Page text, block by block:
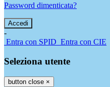
Password dimenticata?
-
Entra con SPID Entra con CIE
Seleziona utente
button close ×